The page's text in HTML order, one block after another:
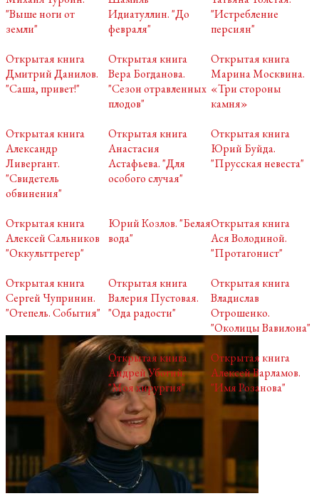
"Выше ноги от
земли"
Идиатуллин. "До
февраля"
"Истребление
персиян"
Открытая книга
Дмитрий Данилов.
"Саша, привет!"
Открытая книга
Вера Богданова.
"Сезон отравленных
плодов"
Открытая книга
Марина Москвина.
«Три стороны
камня»
Открытая книга
Александр
Ливергант.
"Свидетель
обвинения"
Открытая книга
Анастасия
Астафьева. "Для
особого случая"
Открытая книга
Юрий Буйда.
"Прусская невеста"
Открытая книга
Алексей Сальников
"Оккульттрегер"
Юрий Козлов. "Белая
вода"
Открытая книга
Ася Володиной.
"Протагонист"
Открытая книга
Сергей Чупринин.
"Отепель. События"
Открытая книга
Валерия Пустовая.
"Ода радости"
Открытая книга
Владислав
Отрошенко.
"Околицы Вавилона"
Открытая книга
Андрей Убогий.
"Моя хирургия"
Открытая книга
Алексей Варламов.
"Имя Розанова"